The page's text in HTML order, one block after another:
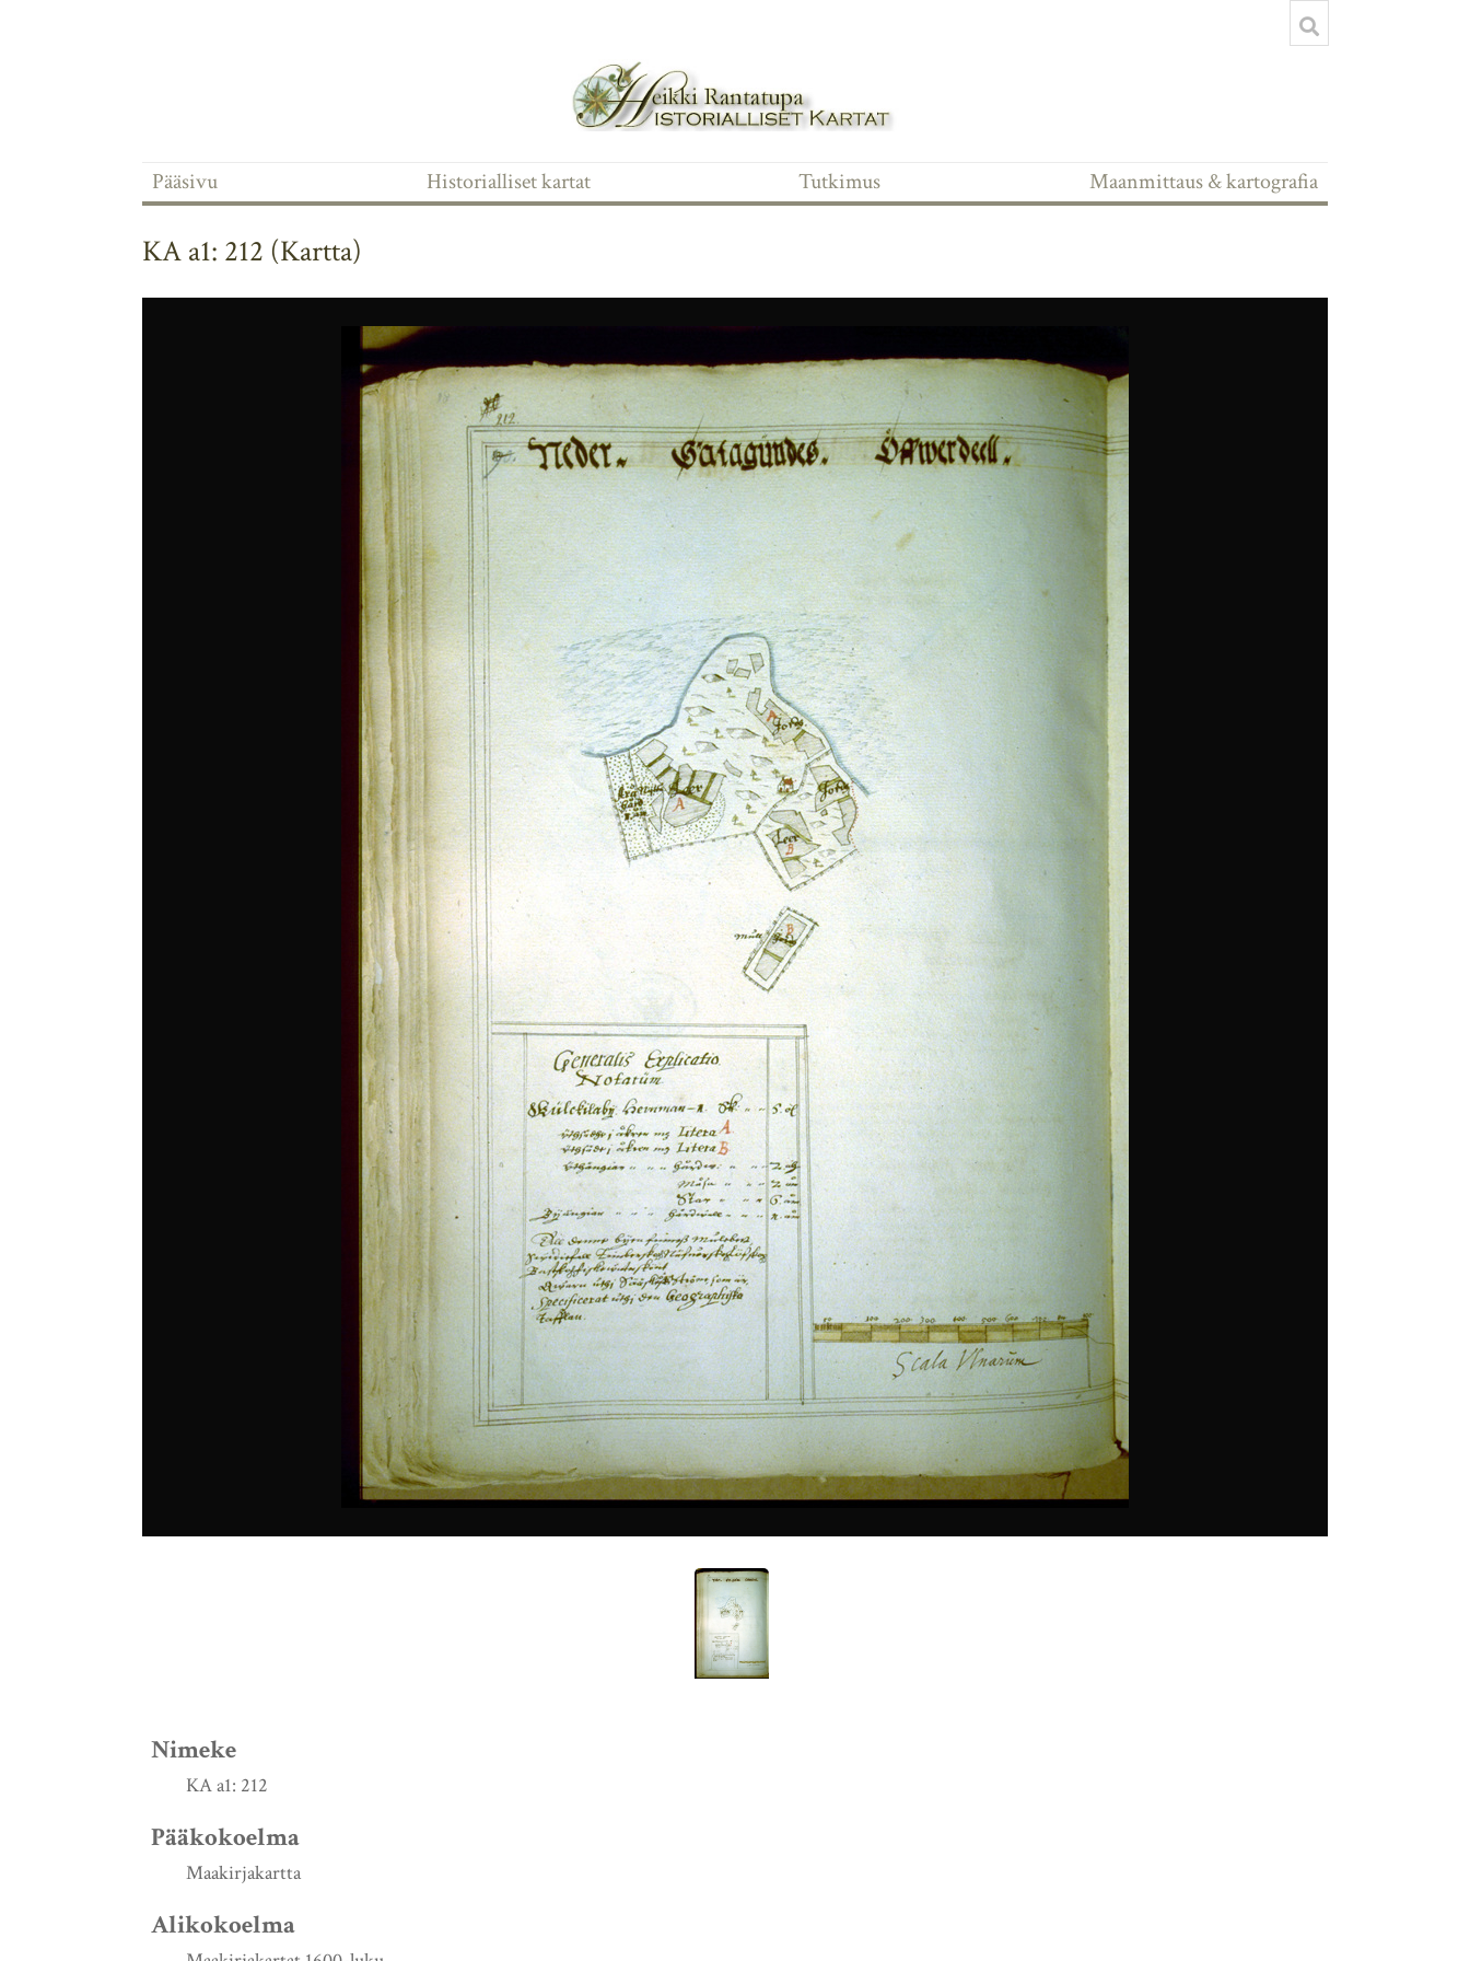
Pääsivu Historialliset kartat Tutkimus Maanmittaus & kartografia
KA a1: 212 (Kartta)
Nimeke
KA a1: 212
Pääkokoelma
Maakirjakartta
Alikokoelma